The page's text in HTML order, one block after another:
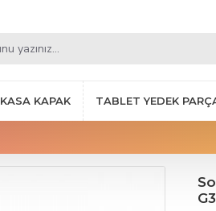
KASA KAPAK TABLET YEDEK